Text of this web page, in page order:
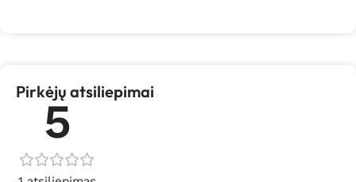
Pirkėjų atsiliepimai
5